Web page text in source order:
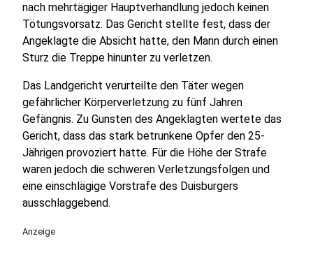
nach mehrtägiger Hauptverhandlung jedoch keinen
Tötungsvorsatz. Das Gericht stellte fest, dass der
Angeklagte die Absicht hatte, den Mann durch einen
Sturz die Treppe hinunter zu verletzen.
Das Landgericht verurteilte den Täter wegen
gefährlicher Körperverletzung zu fünf Jahren
Gefängnis. Zu Gunsten des Angeklagten wertete das
Gericht, dass das stark betrunkene Opfer den 25-
Jährigen provoziert hatte. Für die Höhe der Strafe
waren jedoch die schweren Verletzungsfolgen und
eine einschlägige Vorstrafe des Duisburgers
ausschlaggebend.
Anzeige